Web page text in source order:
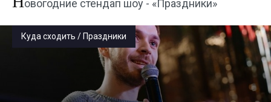
овогодние стендап шоу - «Праздники»
Куда сходить / Праздники